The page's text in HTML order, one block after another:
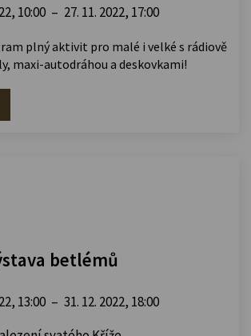
10:00 – 27. 11. 2022, 17:00
plný aktivit pro malé i velké s rádiově
maxi-autodráhou a deskovkami!
betlémů
13:00 – 31. 12. 2022, 18:00